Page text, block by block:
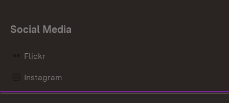
Social Media
Flickr
Instagram